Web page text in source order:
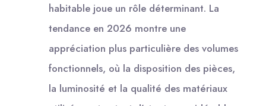
habitable joue un rôle déterminant. La
tendance en 2026 montre une
appréciation plus particulière des volumes
fonctionnels, où la disposition des pièces,
la luminosité et la qualité des matériaux